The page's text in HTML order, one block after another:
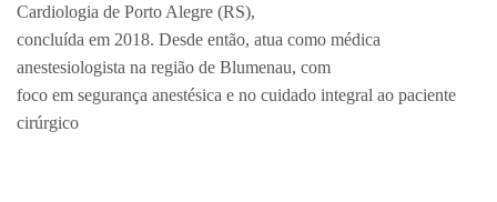
Cardiologia de Porto Alegre (RS),
concluída em 2018. Desde então, atua como médica
anestesiologista na região de Blumenau, com
foco em segurança anestésica e no cuidado integral ao paciente
cirúrgico